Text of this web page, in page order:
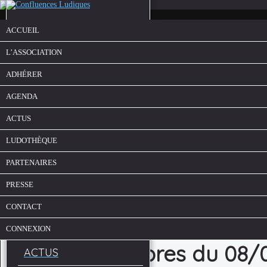
ACCUEIL
L’ASSOCIATION
ADHÉRER
AGENDA
ACTUS
LUDOTHÈQUE
PARTENAIRES
PRESSE
CONTACT
CONNEXION
ACCUEIL
L’ASSOCIATION
ADHÉRER
AGENDA
ACTUS
Soirée jeux libres du